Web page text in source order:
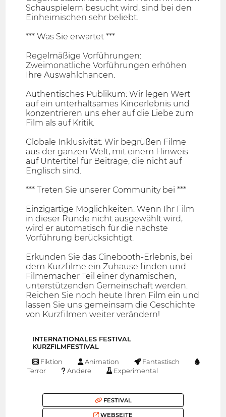
Schauspielern besucht wird, sind bei den
Einheimischen sehr beliebt.
*** Was Sie erwartet ***
Regelmäßige Vorführungen:
Zweimonatliche Vorführungen erhöhen
Ihre Auswahlchancen.
Authentisches Publikum: Wir legen Wert
auf ein unterhaltsames Kinoerlebnis und
konzentrieren uns eher auf die Liebe zum
Film als auf Kritik.
Globale Inklusivität: Wir begrüßen Filme
aus der ganzen Welt, mit einem Hinweis
auf Untertitel für Beiträge, die nicht auf
Englisch sind.
*** Treten Sie unserer Community bei ***
Einzigartige Möglichkeiten: Wenn Ihr Film
in dieser Runde nicht ausgewählt wird,
wird er automatisch für die nächste
Vorführung berücksichtigt.
Erkunden Sie das Cinebooth-Erlebnis, bei
dem Kurzfilme ein Zuhause finden und
Filmemacher Teil einer dynamischen,
unterstützenden Gemeinschaft werden.
Reichen Sie noch heute Ihren Film ein und
lassen Sie uns gemeinsam die Geschichte
von Kurzfilmen weiter verändern!
INTERNATIONALES FESTIVAL
KURZFILMFESTIVAL
Fiktion Animation
Fantastisch
Terror
Andere Experimental
FESTIVAL
WEBSEITE